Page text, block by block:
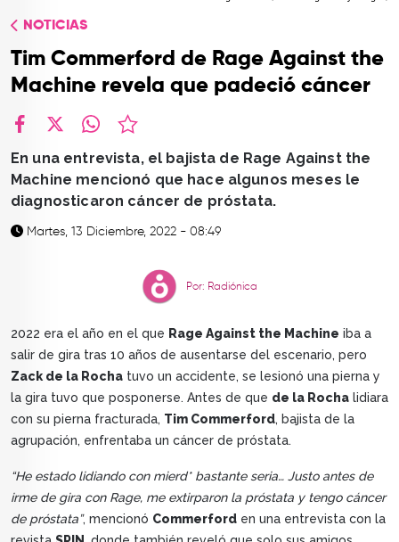
CONTACTO
NOTICIAS
Tim Commerford de Rage Against the
Machine revela que padeció cáncer
En una entrevista, el bajista de Rage Against the
Machine mencionó que hace algunos meses le
diagnosticaron cáncer de próstata.
Martes, 13 Diciembre, 2022 - 08:49
Por: Radiónica
2022 era el año en el que Rage Against the Machine iba a
salir de gira tras 10 años de ausentarse del escenario, pero
Zack de la Rocha tuvo un accidente, se lesionó una pierna y
la gira tuvo que posponerse. Antes de que de la Rocha lidiara
con su pierna fracturada, Tim Commerford, bajista de la
agrupación, enfrentaba un cáncer de próstata.
“He estado lidiando con mierd* bastante seria… Justo antes de
irme de gira con Rage, me extirparon la próstata y tengo cáncer
de próstata”, mencionó Commerford en una entrevista con la